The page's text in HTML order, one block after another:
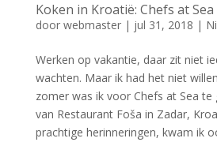
Koken in Kroatië: Chefs at Sea
door webmaster| jul 31, 2018 |
Werken op vakantie, daar zit niet
wachten. Maar ik had het niet
zomer was ik voor Chefs at Sea te
van Restaurant Foša in Zadar,
prachtige herinneringen, kwam ik